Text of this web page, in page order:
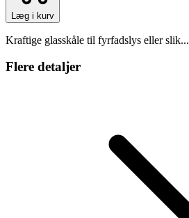
Læg i kurv
Kraftige glasskåle til fyrfadslys eller slik...
Flere detaljer